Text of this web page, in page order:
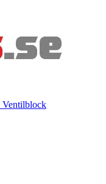
Ventilblock